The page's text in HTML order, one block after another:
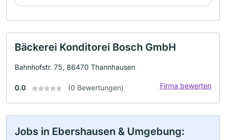
Bäckerei Konditorei Bosch GmbH
Bahnhofstr. 75, 86470 Thannhausen
0.0 (0 Bewertungen) Firma bewerten
Jobs in Ebershausen & Umgebung: